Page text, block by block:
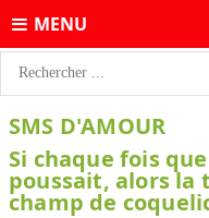
MENU
SMS D'AMOUR
Si chaque fois
poussait, alors la
champ de